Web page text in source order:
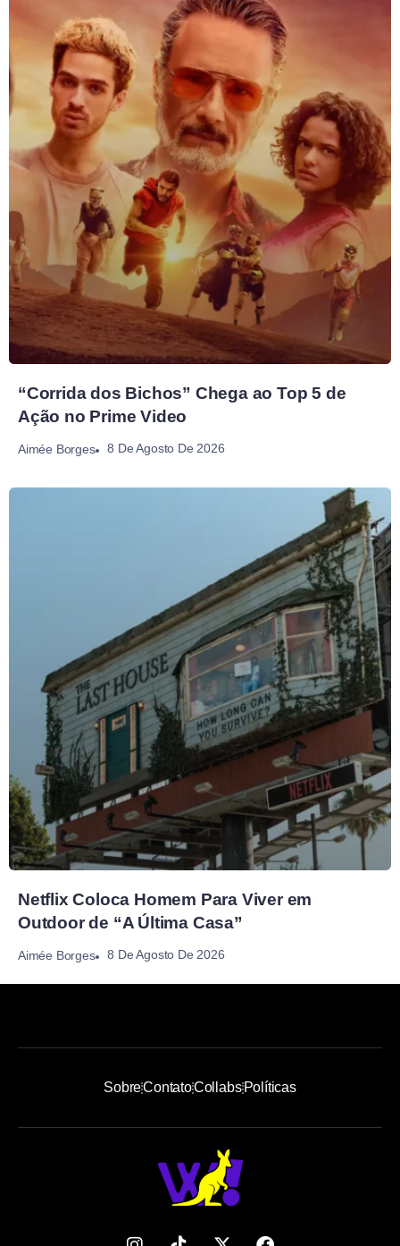
“Corrida dos Bichos” Chega ao Top 5 de
Ação no Prime Video
Aimée Borges 8 De Agosto De 2026
Netflix Coloca Homem Para Viver em
Outdoor de “A Última Casa”
Aimée Borges 8 De Agosto De 2026
SobreContatoCollabsPolíticas